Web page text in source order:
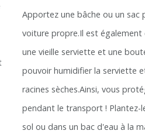
Apportez une bâche ou un sac
voiture propre.Il est
une vieille serviette et une
pouvoir humidifier la serviette
racines sèches.Ainsi, vous
pendant le transport ! Plantez-
sol ou dans un bac d'eau à la